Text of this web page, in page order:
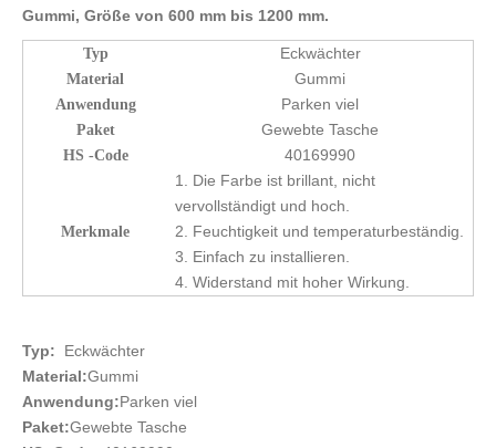
Gummi, Größe von 600 mm bis 1200 mm.
Typ Eckwächter
Material Gummi
Anwendung Parken viel
Paket Gewebte Tasche
HS -Code 40169990
Merkmale
1. Die Farbe ist brillant, nicht
vervollständigt und hoch.
2. Feuchtigkeit und temperaturbeständig.
3. Einfach zu installieren.
4. Widerstand mit hoher Wirkung.
Typ: Eckwächter
Material:Gummi
Anwendung:Parken viel
Paket:Gewebte Tasche